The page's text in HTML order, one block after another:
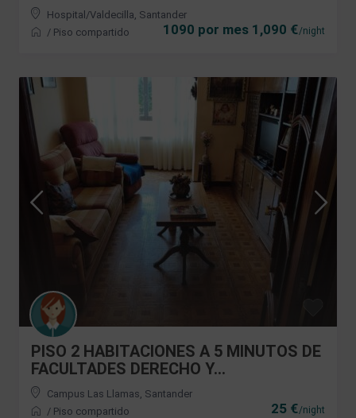
1090 por mes 1,090 €/night
Hospital/Valdecilla Santander
/ Piso compartido
25 €/night
PISO 2 HABITACIONES A 5 MINUTOS DE
FACULTADES DERECHO Y...
Campus Las Llamas Santander
/ Piso compartido